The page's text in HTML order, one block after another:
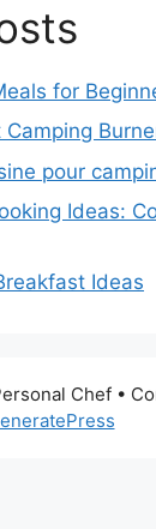
for
pour
Ideas:
Ideas
Chef •